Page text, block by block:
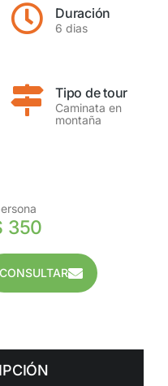
Duración
6 dias
Tipo de tour
Caminata en
montaña
350
CONSULTAR